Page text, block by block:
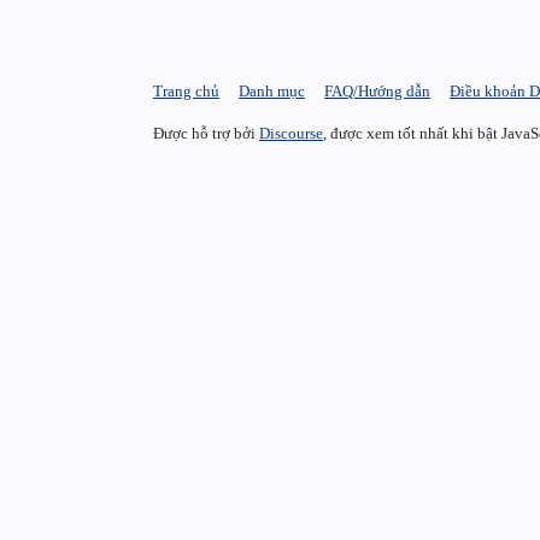
Trang chủ Danh mục FAQ/Hướng dẫn Điều khoản
Được hỗ trợ bởi Discourse, được xem tốt nhất khi bật